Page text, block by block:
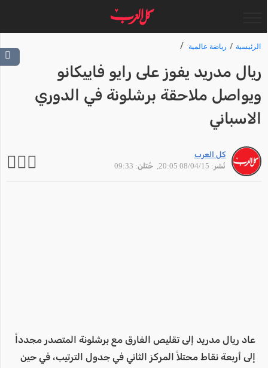
الرئيسية رياضة عالمية
ريال مدريد يفوز على رايو فاييكانو
ويواصل ملاحقة برشلونة في الدوري
الاسباني
كل العرب
نُشر: 08/04/15 20:05
, حُتلن: 09:33
عاد ريال مدريد إلى تقليص الفارق مع برشلونة المتصدر مجدداً
إلى أربعة نقاط محتلاً المركز الثاني في جدول الترتيب، في حين